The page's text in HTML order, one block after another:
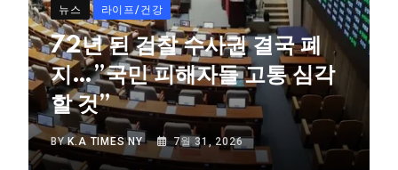
뉴스 라이프/건강
72년 된 검찰 수사권 결국 폐
지…”국민 피해자들 고통 심각
할 것”
BYK.A TIMES NY 7월 31, 2026